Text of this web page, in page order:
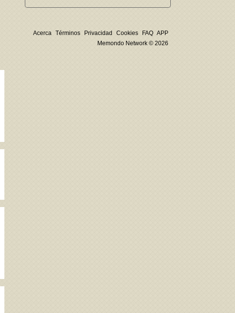
Acerca Términos Privacidad Cookies FAQ APP
Memondo Network © 2026